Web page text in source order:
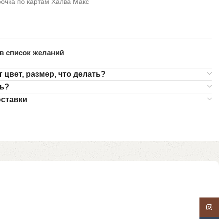
список желаний
цвет, размер, что делать?